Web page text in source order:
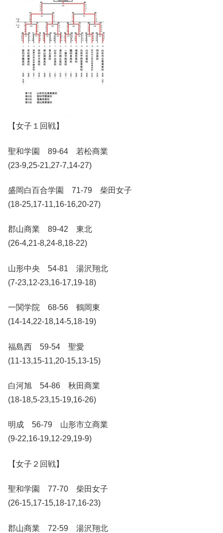
【女子１回戦】
聖和学園 89-64 若松商業
(23-9,25-21,27-7,14-27)
盛岡白百合学園 71-79 柴田女子
(18-25,17-11,16-16,20-27)
郡山商業 89-42 東北
(26-4,21-8,24-8,18-22)
山形中央 54-81 湯沢翔北
(7-23,12-23,16-17,19-18)
一関学院 68-56 鶴岡東
(14-14,22-18,14-5,18-19)
福島西 59-54 聖愛
(11-13,15-11,20-15,13-15)
白河旭 54-86 秋田商業
(18-18,5-23,15-19,16-26)
明成 56-79 山形市立商業
(9-22,16-19,12-29,19-9)
【女子２回戦】
聖和学園 77-70 柴田女子
(26-15,17-15,18-17,16-23)
郡山商業 72-59 湯沢翔北